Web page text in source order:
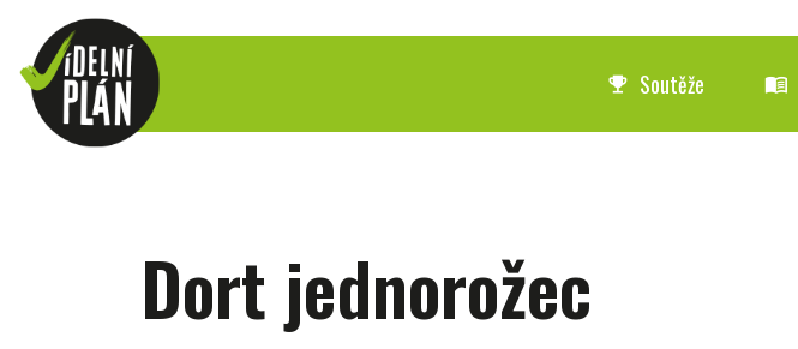
emoji_events Soutěže menu_book
Dort jednorožec